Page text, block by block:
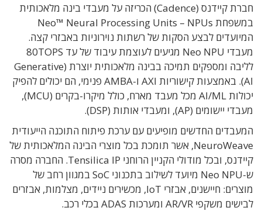
חברת קיידנס (Cadence) הכריזה על מעבדי בינה מלאכותית
במשפחת Neo™ Neural Processing Units – NPUs
המיועדים לבצע הסקות של רשתות נוירוניות באבזרי קצה.
מעבדי Neo NPU מגיעים לעוצמת עיבוד של עד 80TOPS
לליבה ומספקים תמיכה בבינה מלאכותית יוצרת (Generative
AI). באמצעות קישוריות AXI ו-AMBA פנימי, הם יכולים להפיק
יכולות AI/ML מכל מעבד מארח, כולל מיקרו-בקרים (MCU),
מעבדי יישומים (AP), ומעבדי אותות (DSP).
המעבדים החדשים מופיעים עם ערכת פיתוח התוכנה הייעודית
NeuroWeave, אשר תומכת בכל מוצרי הבינה המלאכותית של
קיידנס, ובכל מודולי הקניין הרוחני Tensilica IP. החברה מסרה
ש-Neo NPU מיועד לשילוב בתכנוני SoC במגוון רחב של
מוצרים: חיישנים, אבזרי IoT, מכשירים ניידים, מצלמות, אבזרים
לבישים משקפי AR/VR ומערכות ADAS בכלי רכב.